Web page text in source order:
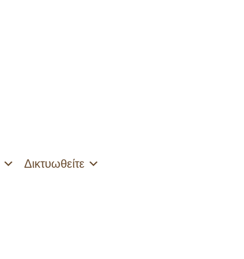
Δικτυωθείτε